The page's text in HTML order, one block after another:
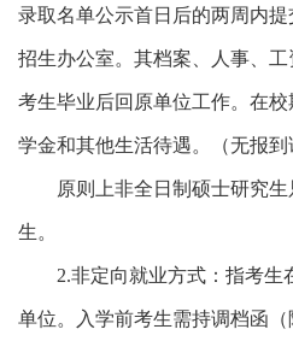
录取名单公示首日后的两周内提
招生办公室。其档案、人事、工
考生毕业后回原单位工作。在
学金和其他生活待遇。（无报到
原则上非全日制硕士研究
生。
2.非定向就业方式：指考生
单位。入学前考生需持调档函